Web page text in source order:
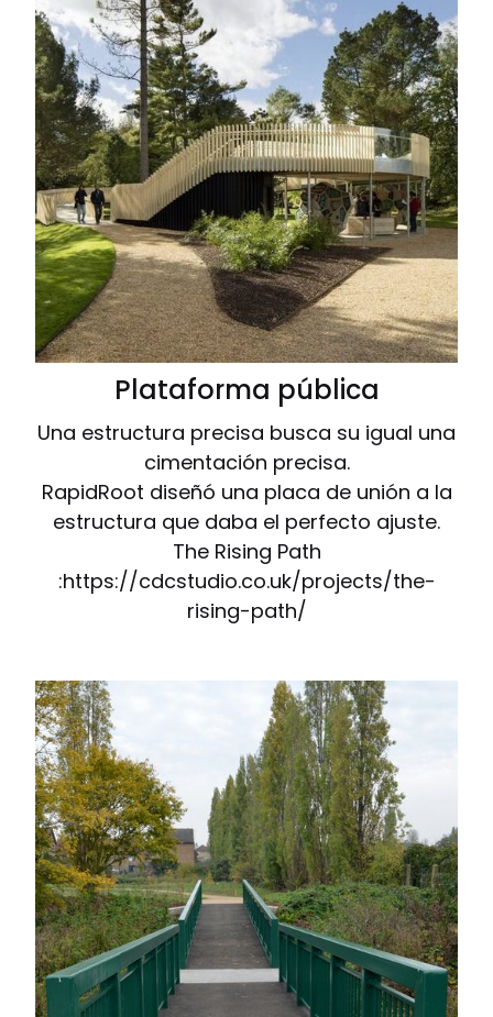
Plataforma pública
Una estructura precisa busca su igual una
cimentación precisa.
RapidRoot diseñó una placa de unión a la
estructura que daba el perfecto ajuste.
The Rising Path
:https://cdcstudio.co.uk/projects/the-
rising-path/